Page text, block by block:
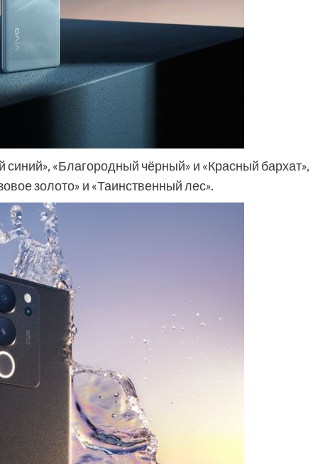
«Благородный чёрный» и «Красный бархат»,
золото» и «Таинственный лес».